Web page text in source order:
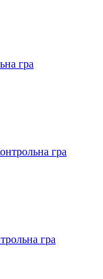
гра
гра
гра